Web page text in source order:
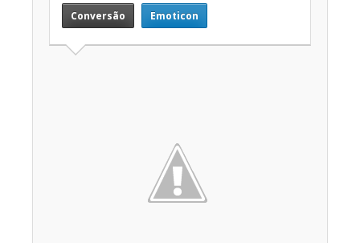
Conversão Emoticon